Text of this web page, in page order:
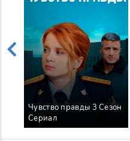
Чувство правды 3 Сезон
Сериал